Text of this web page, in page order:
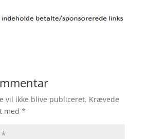
vil ikke blive publiceret. Krævede
med *